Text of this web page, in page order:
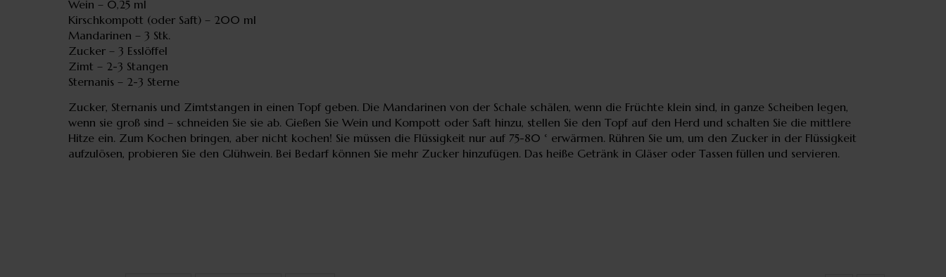
Wein – 0,25 ml
Kirschkompott (oder Saft) – 200 ml
Mandarinen – 3 Stk.
Zucker – 3 Esslöffel
Zimt – 2-3 Stangen
Sternanis – 2-3 Sterne
Zucker, Sternanis und Zimtstangen in einen Topf geben. Die Mandarinen von der Schale schälen, wenn die Früchte klein sind, in ganze Scheiben legen,
wenn sie groß sind – schneiden Sie sie ab. Gießen Sie Wein und Kompott oder Saft hinzu, stellen Sie den Topf auf den Herd und schalten Sie die mittlere
Hitze ein. Zum Kochen bringen, aber nicht kochen! Sie müssen die Flüssigkeit nur auf 75-80 ° erwärmen. Rühren Sie um, um den Zucker in der Flüssigkeit
aufzulösen, probieren Sie den Glühwein. Bei Bedarf können Sie mehr Zucker hinzufügen. Das heiße Getränk in Gläser oder Tassen füllen und servieren.